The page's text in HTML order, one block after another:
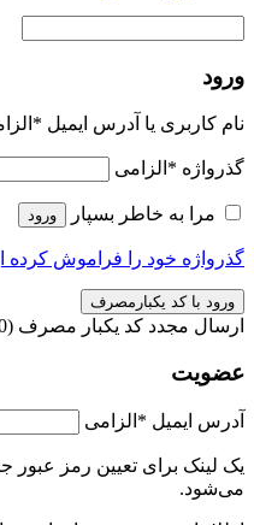
ورود
نام کاربری یا آدرس ایمیل *
گذرواژه * الزامی
مرا به خاطر بسپار ورود
گذرواژه خود را فراموش کرده
ورود با کد یکبارمصرف
ارسال مجدد کد یکبار مصرف (00:
عضویت
آدرس ایمیل * الزامی
یک لینک برای تعیین رمز عبور
می‌شود.